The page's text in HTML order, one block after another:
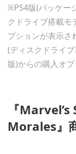
※PS4版(パッケー
クドライブ搭載モ
プションが表示さ
(ディスクドライ
版)からの購入オ
『
Morales』